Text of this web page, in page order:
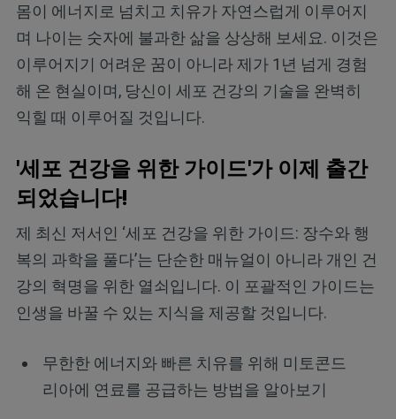
몸이 에너지로 넘치고 치유가 자연스럽게 이루어지
며 나이는 숫자에 불과한 삶을 상상해 보세요. 이것은
이루어지기 어려운 꿈이 아니라 제가 1년 넘게 경험
해 온 현실이며, 당신이 세포 건강의 기술을 완벽히
익힐 때 이루어질 것입니다.
'세포 건강을 위한 가이드'가 이제 출간
되었습니다!
제 최신 저서인 ‘세포 건강을 위한 가이드: 장수와 행
복의 과학을 풀다’는 단순한 매뉴얼이 아니라 개인 건
강의 혁명을 위한 열쇠입니다. 이 포괄적인 가이드는
인생을 바꿀 수 있는 지식을 제공할 것입니다.
무한한 에너지와 빠른 치유를 위해 미토콘드
리아에 연료를 공급하는 방법을 알아보기